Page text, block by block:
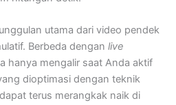
utama dari video pendek
Berbeda dengan live
hanya mengalir saat Anda aktif
dioptimasi dengan teknik
terus merangkak naik di